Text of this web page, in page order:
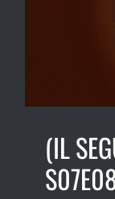
(IL